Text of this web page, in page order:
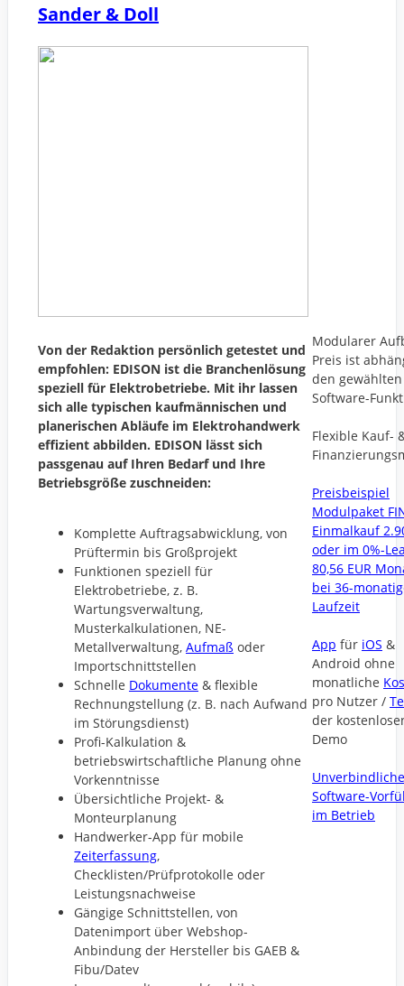
Sander & Doll
Von der Redaktion persönlich getestet und
empfohlen: EDISON ist die Branchenlösung
speziell für Elektrobetriebe. Mit ihr lassen
sich alle typischen kaufmännischen und
planerischen Abläufe im Elektrohandwerk
effizient abbilden. EDISON lässt sich
passgenau auf Ihren Bedarf und Ihre
Betriebsgröße zuschneiden:
Komplette Auftragsabwicklung, von
Prüftermin bis Großprojekt
Funktionen speziell für
Elektrobetriebe, z. B.
Wartungsverwaltung,
Musterkalkulationen, NE-
Metallverwaltung, Aufmaß oder
Importschnittstellen
Schnelle Dokumente & flexible
Rechnungstellung (z. B. nach Aufwand
im Störungsdienst)
Profi-Kalkulation &
betriebswirtschaftliche Planung ohne
Vorkenntnisse
Übersichtliche Projekt- &
Monteurplanung
Handwerker-App für mobile
Zeiterfassung,
Checklisten/Prüfprotokolle oder
Leistungsnachweise
Gängige Schnittstellen, von
Datenimport über Webshop-
Anbindung der Hersteller bis GAEB &
Fibu/Datev
Modularer
Preis ist
den gewählten
Software-
Flexible Kauf-
Preisbeispiel
Modulpaket
Einmalkauf
oder im 0%-
80,56 EUR
bei 36-
Laufzeit
App für iOS &
Android ohne
monatliche
pro Nutzer /
der
Demo
Unverbindliche
Software-
im Betrieb